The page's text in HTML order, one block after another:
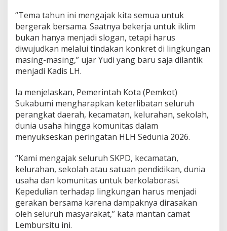
d
i
s
Y
u
d
j
a
k
W
a
r
a
P
e
d
u
l
i
“Tema tahun ini mengajak kita semua untuk
bergerak bersama. Saatnya bekerja untuk iklim
bukan hanya menjadi slogan, tetapi harus
diwujudkan melalui tindakan konkret di lingkungan
masing-masing,” ujar Yudi yang baru saja dilantik
menjadi Kadis LH.
Ia menjelaskan, Pemerintah Kota (Pemkot)
Sukabumi mengharapkan keterlibatan seluruh
perangkat daerah, kecamatan, kelurahan, sekolah,
dunia usaha hingga komunitas dalam
menyukseskan peringatan HLH Sedunia 2026.
“Kami mengajak seluruh SKPD, kecamatan,
kelurahan, sekolah atau satuan pendidikan, dunia
usaha dan komunitas untuk berkolaborasi.
Kepedulian terhadap lingkungan harus menjadi
gerakan bersama karena dampaknya dirasakan
oleh seluruh masyarakat,” kata mantan camat
Lembursitu ini.